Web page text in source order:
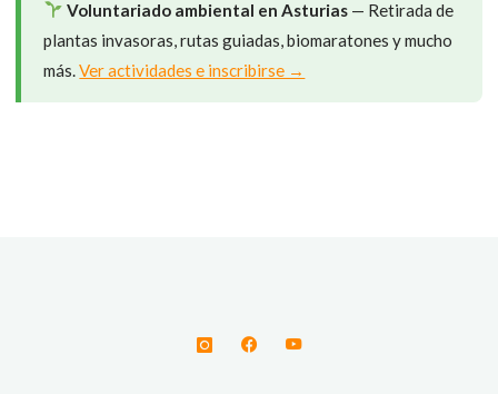
Voluntariado ambiental en Asturias— Retirada de
plantas invasoras, rutas guiadas, biomaratones y mucho
más.Ver actividades e inscribirse →